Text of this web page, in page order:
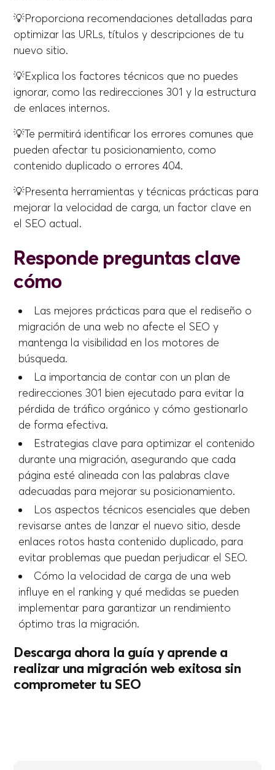
💡Proporciona recomendaciones detalladas para
optimizar las URLs, títulos y descripciones de tu
nuevo sitio.
💡Explica los factores técnicos que no puedes
ignorar, como las redirecciones 301 y la estructura
de enlaces internos.
💡Te permitirá identificar los errores comunes que
pueden afectar tu posicionamiento, como
contenido duplicado o errores 404.
💡Presenta herramientas y técnicas prácticas para
mejorar la velocidad de carga, un factor clave en
el SEO actual.
Responde preguntas clave
cómo
Las mejores prácticas para que el rediseño o
migración de una web no afecte el SEO y
mantenga la visibilidad en los motores de
búsqueda.
La importancia de contar con un plan de
redirecciones 301 bien ejecutado para evitar la
pérdida de tráfico orgánico y cómo gestionarlo
de forma efectiva.
Estrategias clave para optimizar el contenido
durante una migración, asegurando que cada
página esté alineada con las palabras clave
adecuadas para mejorar su posicionamiento.
Los aspectos técnicos esenciales que deben
revisarse antes de lanzar el nuevo sitio, desde
enlaces rotos hasta contenido duplicado, para
evitar problemas que puedan perjudicar el SEO.
Cómo la velocidad de carga de una web
influye en el ranking y qué medidas se pueden
implementar para garantizar un rendimiento
óptimo tras la migración.
Descarga ahora la guía y aprende a
realizar una migración web exitosa sin
comprometer tu SEO